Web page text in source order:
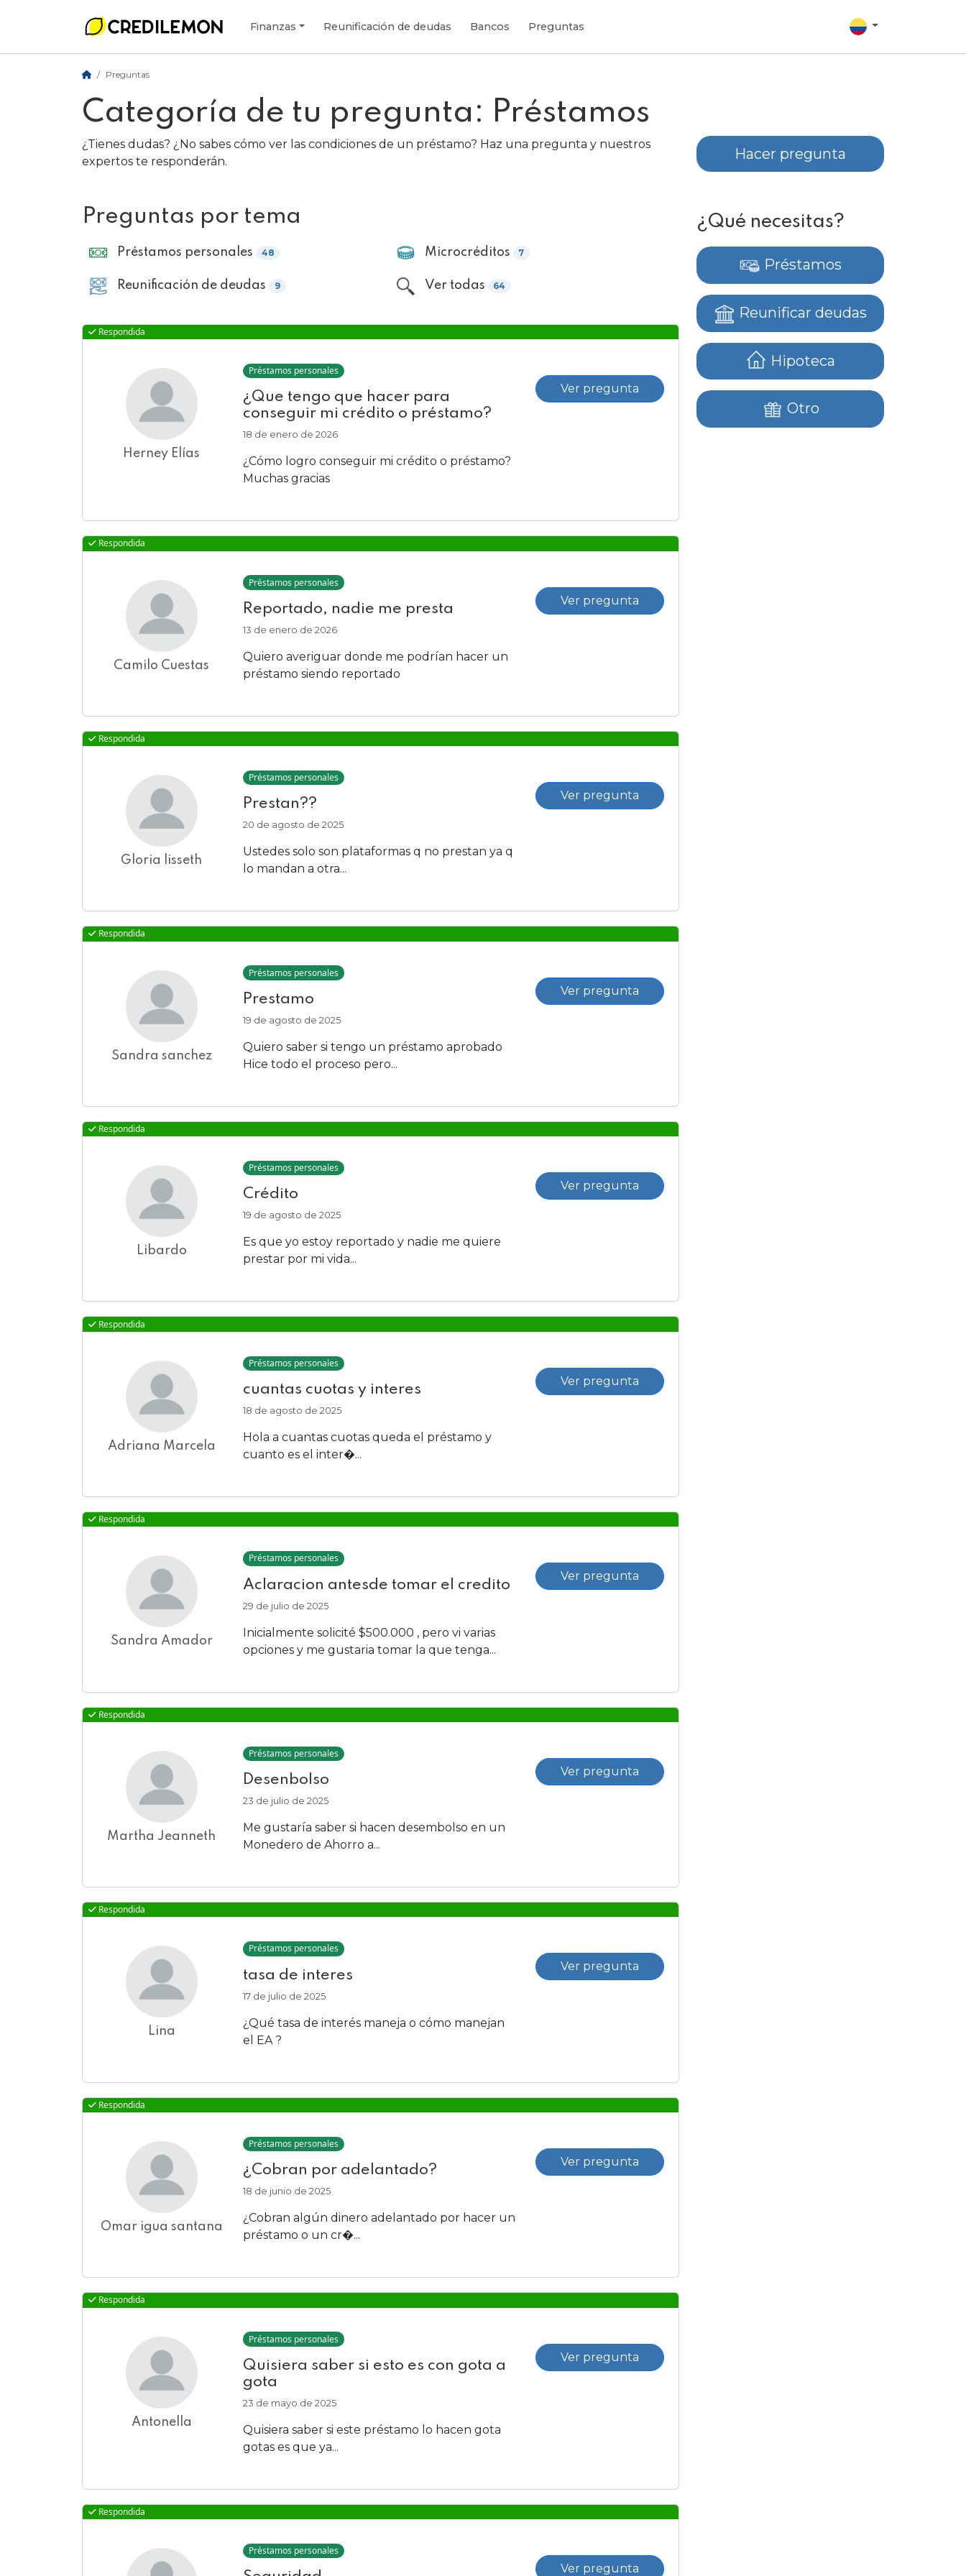
Finanzas Reunificación de deudas Bancos Preguntas
Preguntas
Categoría de tu pregunta: Préstamos
¿Tienes dudas? ¿No sabes cómo ver las condiciones de un préstamo? Haz una pregunta y nuestros
expertos te responderán.
Hacer pregunta
Preguntas por tema
Préstamos personales 48 Microcréditos 7
Reunificación de deudas 9 Ver todas 64
Respondida
Herney Elías
Préstamos personales
¿Que tengo que hacer para
conseguir mi crédito o préstamo?
18 de enero de 2026
¿Cómo logro conseguir mi crédito o préstamo?
Muchas gracias
Ver pregunta
Respondida
Camilo Cuestas
Préstamos personales
Reportado, nadie me presta
13 de enero de 2026
Quiero averiguar donde me podrían hacer un
préstamo siendo reportado
Ver pregunta
Respondida
Gloria lisseth
Préstamos personales
Prestan??
20 de agosto de 2025
Ustedes solo son plataformas q no prestan ya q
lo mandan a otra...
Ver pregunta
Respondida
Sandra sanchez
Préstamos personales
Prestamo
19 de agosto de 2025
Quiero saber si tengo un préstamo aprobado
Hice todo el proceso pero...
Ver pregunta
Respondida
Libardo
Préstamos personales
Crédito
19 de agosto de 2025
Es que yo estoy reportado y nadie me quiere
prestar por mi vida...
Ver pregunta
Respondida
Adriana Marcela
Préstamos personales
cuantas cuotas y interes
18 de agosto de 2025
Hola a cuantas cuotas queda el préstamo y
cuanto es el inter�...
Ver pregunta
Respondida
Sandra Amador
Préstamos personales
Aclaracion antesde tomar el credito
29 de julio de 2025
Inicialmente solicité $500.000 , pero vi varias
opciones y me gustaria tomar la que tenga...
Ver pregunta
Respondida
Martha Jeanneth
Préstamos personales
Desenbolso
23 de julio de 2025
Me gustaría saber si hacen desembolso en un
Monedero de Ahorro a...
Ver pregunta
Respondida
Lina
Préstamos personales
tasa de interes
17 de julio de 2025
¿Qué tasa de interés maneja o cómo manejan
el EA ?
Ver pregunta
Respondida
Omar igua santana
Préstamos personales
¿Cobran por adelantado?
18 de junio de 2025
¿Cobran algún dinero adelantado por hacer un
préstamo o un cr�...
Ver pregunta
Respondida
Antonella
Préstamos personales
Quisiera saber si esto es con gota a
gota
23 de mayo de 2025
Quisiera saber si este préstamo lo hacen gota
gotas es que ya...
Ver pregunta
Respondida
Préstamos personales
Ver pregunta
¿Qué necesitas?
Préstamos
Reunificar deudas
Hipoteca
Otro